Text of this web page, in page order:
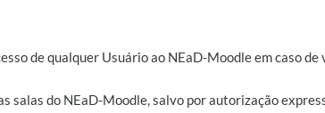
de qualquer Usuário ao NEaD-Moodle em caso de
salas do NEaD-Moodle, salvo por autorização